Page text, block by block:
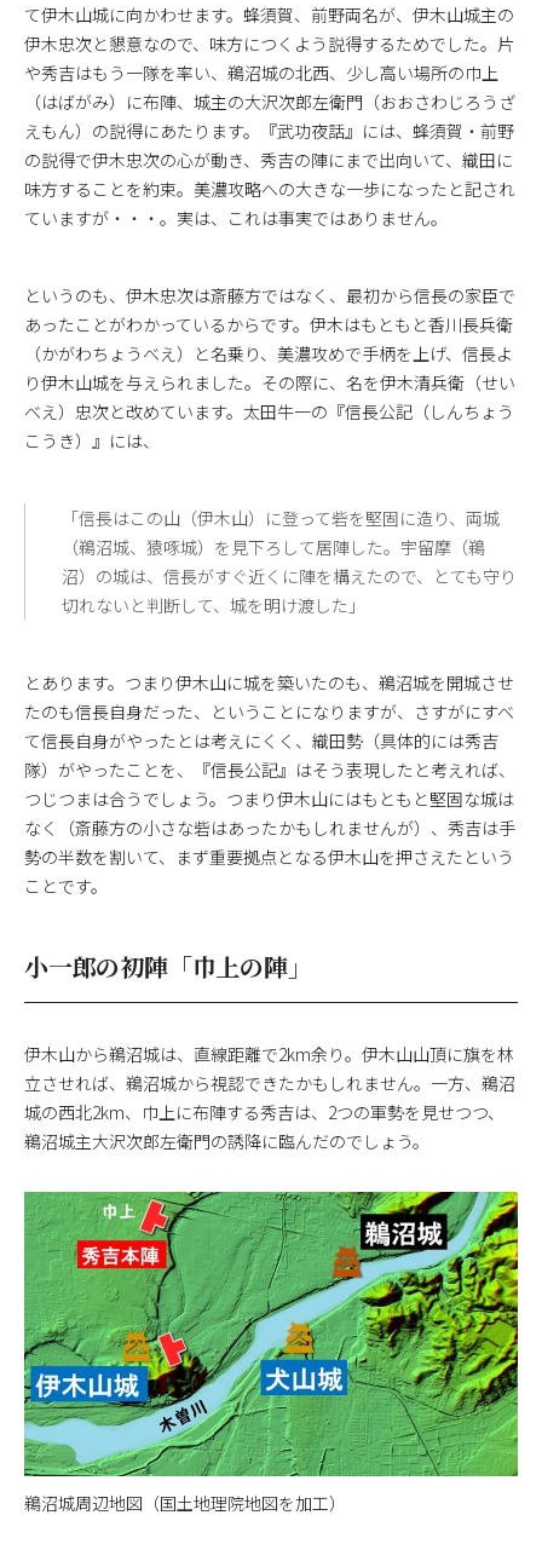
て伊木山城に向かわせます。蜂須賀、前野両名が、伊木山城主の
伊木忠次と懇意なので、味方につくよう説得するためでした。片
や秀吉はもう一隊を率い、鵜沼城の北西、少し高い場所の巾上
（はばがみ）に布陣、城主の大沢次郎左衛門（おおさわじろうざ
えもん）の説得にあたります。『武功夜話』には、蜂須賀・前野
の説得で伊木忠次の心が動き、秀吉の陣にまで出向いて、織田に
味方することを約束。美濃攻略への大きな一歩になったと記され
ていますが・・・。実は、これは事実ではありません。
というのも、伊木忠次は斎藤方ではなく、最初から信長の家臣で
あったことがわかっているからです。伊木はもともと香川長兵衛
（かがわちょうべえ）と名乗り、美濃攻めで手柄を上げ、信長よ
り伊木山城を与えられました。その際に、名を伊木清兵衛（せい
べえ）忠次と改めています。太田牛一の『信長公記（しんちょう
こうき）』には、
「信長はこの山（伊木山）に登って砦を堅固に造り、両城
（鵜沼城、猿啄城）を見下ろして居陣した。宇留摩（鵜
沼）の城は、信長がすぐ近くに陣を構えたので、とても守り
切れないと判断して、城を明け渡した」
とあります。つまり伊木山に城を築いたのも、鵜沼城を開城させ
たのも信長自身だった、ということになりますが、さすがにすべ
て信長自身がやったとは考えにくく、織田勢（具体的には秀吉
隊）がやったことを、『信長公記』はそう表現したと考えれば、
つじつまは合うでしょう。つまり伊木山にはもともと堅固な城は
なく（斎藤方の小さな砦はあったかもしれませんが）、秀吉は手
勢の半数を割いて、まず重要拠点となる伊木山を押さえたという
ことです。
小一郎の初陣「巾上の陣」
伊木山から鵜沼城は、直線距離で2km余り。伊木山山頂に旗を林
立させれば、鵜沼城から視認できたかもしれません。一方、鵜沼
城の西北2km、巾上に布陣する秀吉は、2つの軍勢を見せつつ、
鵜沼城主大沢次郎左衛門の誘降に臨んだのでしょう。
鵜沼城周辺地図（国土地理院地図を加工）